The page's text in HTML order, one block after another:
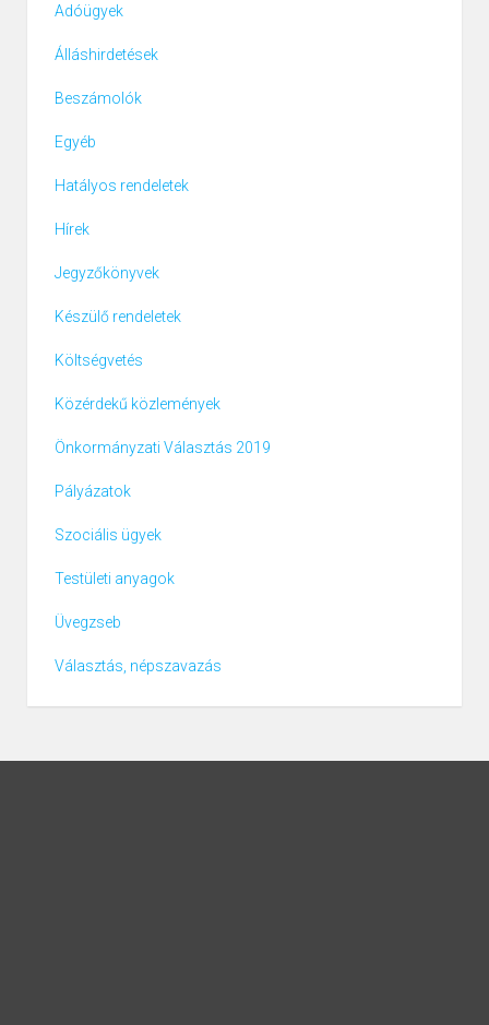
Adóügyek
Álláshirdetések
Beszámolók
Egyéb
Hatályos rendeletek
Hírek
Jegyzőkönyvek
Készülő rendeletek
Költségvetés
Közérdekű közlemények
Önkormányzati Választás 2019
Pályázatok
Szociális ügyek
Testületi anyagok
Üvegzseb
Választás, népszavazás